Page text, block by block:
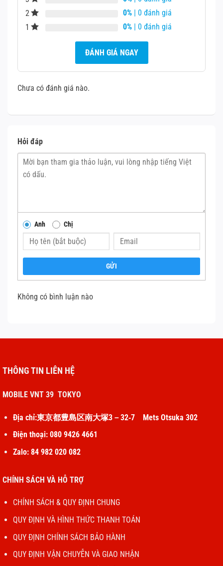
Nếu máy còn bảo hành và lỗi do phần cứng gốc → nên
mang đến trung tâm
Mobile vnt 39để được kiểm tra
2
0% | 0 đánh giá
1
0% | 0 đánh giá
ĐÁNH GIÁ NGAY
Chưa có đánh giá nào.
Hỏi đáp
Anh Chị
GỬI
Không có bình luận nào
THÔNG TIN LIÊN HỆ
MOBILE VNT 39 TOKYO
Địa chỉ:東京都豊島区南大塚3－32‐7 Mets Otsuka 302
Điện thoại: 080 9426 4661
Zalo: 84 982 020 082
CHÍNH SÁCH VÀ HỖ TRỢ
CHÍNH SÁCH & QUY ĐỊNH CHUNG
QUY ĐỊNH VÀ HÌNH THỨC THANH TOÁN
QUY ĐỊNH CHÍNH SÁCH BẢO HÀNH
QUY ĐỊNH VẬN CHUYỄN VÀ GIAO NHẬN